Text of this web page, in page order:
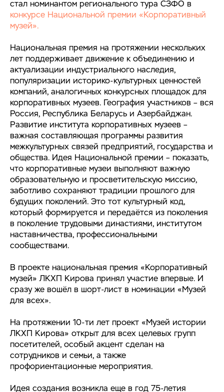
стал номинантом регионального тура СЗФО в
конкурсе Национальной премии «Корпоративный
музей».
Национальная премия на протяжении нескольких
лет поддерживает движение к объединению и
актуализации индустриального наследия,
популяризации историко-культурных ценностей
компаний, аналогичных конкурсных площадок для
корпоративных музеев. География участников – вся
Россия, Республика Беларусь и Азербайджан.
Развитие института корпоративных музеев –
важная составляющая программы развития
межкультурных связей предприятий, государства и
общества. Идея Национальной премии – показать,
что корпоративные музеи выполняют важную
образовательную и просветительскую миссию,
заботливо сохраняют традиции прошлого для
будущих поколений. Это тот культурный код,
который формируется и передаётся из поколения
в поколение трудовыми династиями, институтом
наставничества, профессиональными
сообществами.
В проекте национальная премия «Корпоративный
музей» ЛКХП Кирова принял участие впервые. И
сразу же вошёл в шорт-лист в номинации «Музей
для всех».
На протяжении 10-ти лет проект «Музей истории
ЛКХП Кирова» открыт для всех целевых групп
посетителей, особый акцент сделан на
сотрудников и семьи, а также
профориентационные мероприятия.
Идея создания возникла еще в год 75-летия